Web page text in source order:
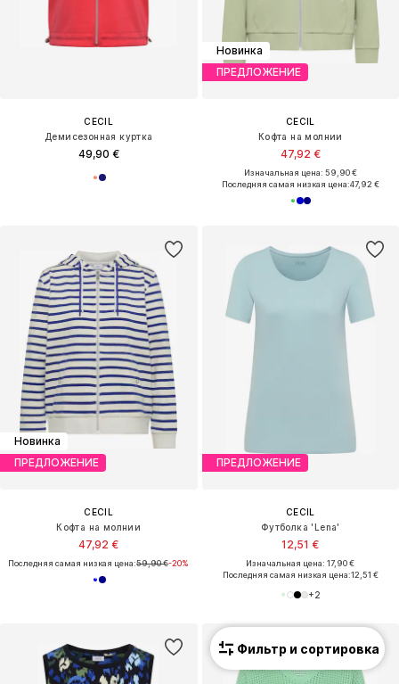
CECIL
Демисезонная куртка
49,90 €
Новинка
ПРЕДЛОЖЕНИЕ
CECIL
Кофта на молнии
47,92 €
Изначальная цена: 59,90 €
Последняя самая низкая цена:47,92 €
Новинка
ПРЕДЛОЖЕНИЕ
CECIL
Кофта на молнии
47,92 €
Последняя самая низкая цена:59,90 €-20%
ПРЕДЛОЖЕНИЕ
CECIL
Футболка 'Lena'
12,51 €
Изначальная цена: 17,90 €
Последняя самая низкая цена:12,51 €
+2
Фильтр и сортировка